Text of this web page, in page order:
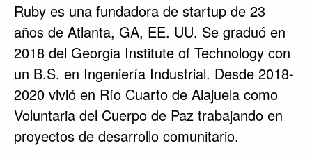
Ruby es una fundadora de startup de 23
años de Atlanta, GA, EE. UU. Se graduó en
2018 del Georgia Institute of Technology con
un B.S. en Ingeniería Industrial. Desde 2018-
2020 vivió en Río Cuarto de Alajuela como
Voluntaria del Cuerpo de Paz trabajando en
proyectos de desarrollo comunitario.